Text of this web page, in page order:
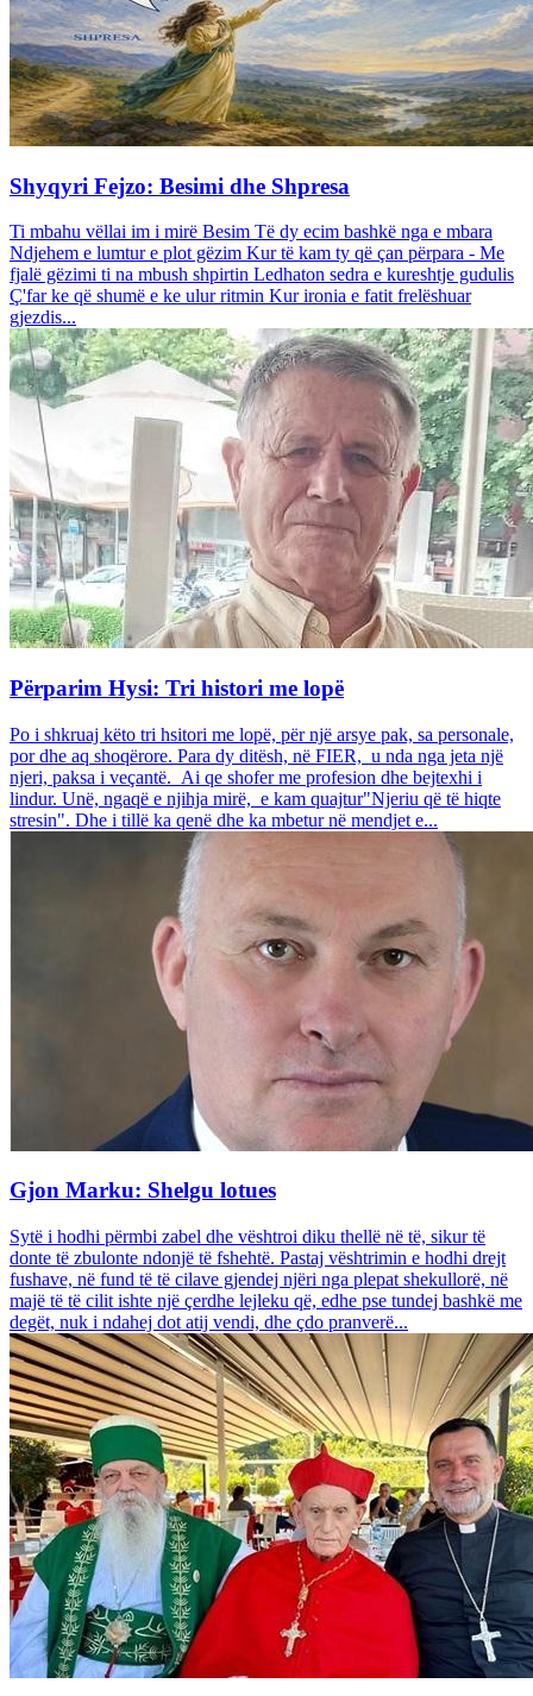
Shyqyri Fejzo: Besimi dhe Shpresa
Ti mbahu vëllai im i mirë Besim Të dy ecim bashkë nga e mbara
Ndjehem e lumtur e plot gëzim Kur të kam ty që çan përpara - Me
fjalë gëzimi ti na mbush shpirtin Ledhaton sedra e kureshtje gudulis
Ç'far ke që shumë e ke ulur ritmin Kur ironia e fatit frelëshuar
gjezdis...
Përparim Hysi: Tri histori me lopë
Po i shkruaj këto tri hsitori me lopë, për një arsye pak, sa personale,
por dhe aq shoqërore. Para dy ditësh, në FIER, u nda nga jeta një
njeri, paksa i veçantë. Ai qe shofer me profesion dhe bejtexhi i
lindur. Unë, ngaqë e njihja mirë, e kam quajtur"Njeriu që të hiqte
stresin". Dhe i tillë ka qenë dhe ka mbetur në mendjet e...
Gjon Marku: Shelgu lotues
Sytë i hodhi përmbi zabel dhe vështroi diku thellë në të, sikur të
donte të zbulonte ndonjë të fshehtë. Pastaj vështrimin e hodhi drejt
fushave, në fund të të cilave gjendej njëri nga plepat shekullorë, në
majë të të cilit ishte një çerdhe lejleku që, edhe pse tundej bashkë me
degët, nuk i ndahej dot atij vendi, dhe çdo pranverë...